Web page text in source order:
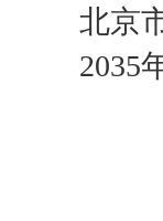
北京
2035